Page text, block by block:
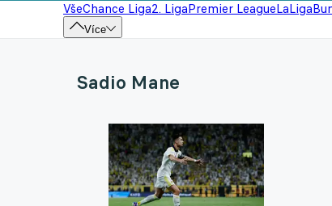
VšeChance Liga2. LigaPremier LeagueLaLiga
Více
Sadio Mane